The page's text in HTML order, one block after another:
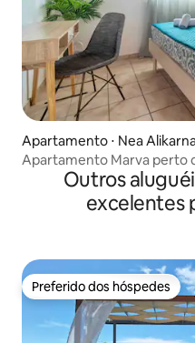
Apartamento ⋅ Nea
Apartamento Marva perto
Outros
excelentes
Preferido dos hóspedes
Preferido dos hóspedes